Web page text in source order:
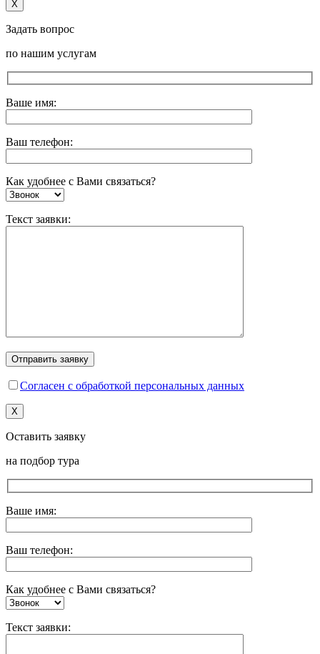
X
Задать вопрос
по нашим услугам
Ваше имя:
Ваш телефон:
Как удобнее с Вами связаться?
Текст заявки:
Согласен с обработкой персональных данных
X
Оставить заявку
на подбор тура
Ваше имя:
Ваш телефон:
Как удобнее с Вами связаться?
Текст заявки: